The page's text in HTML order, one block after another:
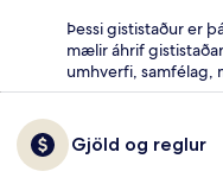
Þessi gististaður er
mælir áhrif
umhverfi, samfélag,
Gjöld og reglur